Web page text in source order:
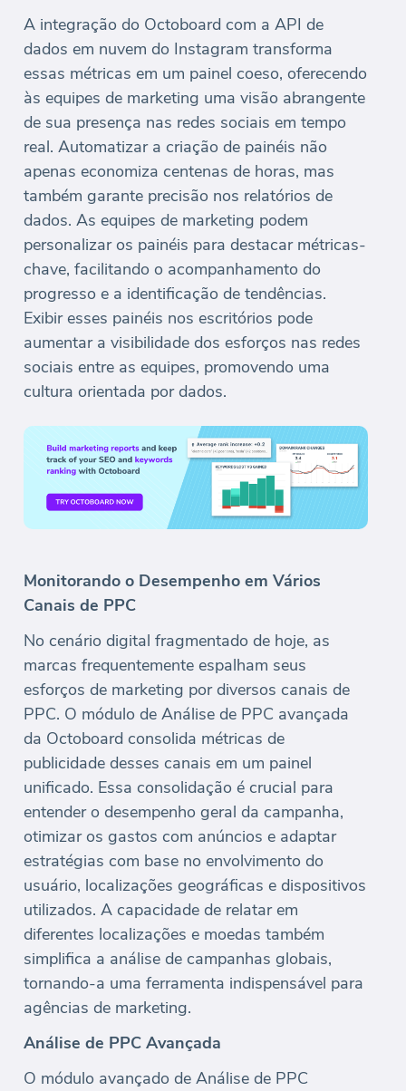
A integração do Octoboard com a API de
dados em nuvem do Instagram transforma
essas métricas em um painel coeso, oferecendo
às equipes de marketing uma visão abrangente
de sua presença nas redes sociais em tempo
real. Automatizar a criação de painéis não
apenas economiza centenas de horas, mas
também garante precisão nos relatórios de
dados. As equipes de marketing podem
personalizar os painéis para destacar métricas-
chave, facilitando o acompanhamento do
progresso e a identificação de tendências.
Exibir esses painéis nos escritórios pode
aumentar a visibilidade dos esforços nas redes
sociais entre as equipes, promovendo uma
cultura orientada por dados.
Monitorando o Desempenho em Vários
Canais de PPC
No cenário digital fragmentado de hoje, as
marcas frequentemente espalham seus
esforços de marketing por diversos canais de
PPC. O módulo de Análise de PPC avançada
da Octoboard consolida métricas de
publicidade desses canais em um painel
unificado. Essa consolidação é crucial para
entender o desempenho geral da campanha,
otimizar os gastos com anúncios e adaptar
estratégias com base no envolvimento do
usuário, localizações geográficas e dispositivos
utilizados. A capacidade de relatar em
diferentes localizações e moedas também
simplifica a análise de campanhas globais,
tornando-a uma ferramenta indispensável para
agências de marketing.
Análise de PPC Avançada
O módulo avançado de Análise de PPC